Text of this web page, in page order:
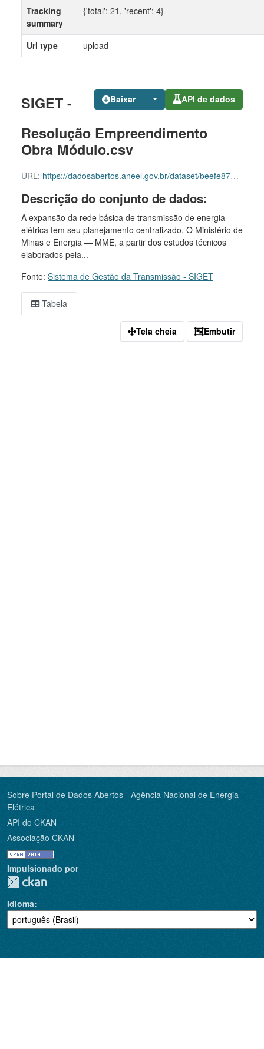
Baixar API de dados
SIGET -
Resolução Empreendimento
Obra Módulo.csv
URL: https://dadosabertos.aneel.gov.br/dataset/beefe870-7452-4830-a7b0-6611e3d5eff6/resource/1c345514-893d-44a1-8e7e-a9362137c356/download/siget-resolucao-empreendimento-obra-modulo.csv
Descrição do conjunto de dados:
A expansão da rede básica de transmissão de energia
elétrica tem seu planejamento centralizado. O Ministério de
Minas e Energia — MME, a partir dos estudos técnicos
elaborados pela...
Fonte: Sistema de Gestão da Transmissão - SIGET
Tabela
Tela cheia Embutir
Tracking
summary
{'total': 21, 'recent': 4}
Url type upload
Sobre Portal de Dados Abertos - Agência Nacional de Energia
Elétrica
API do CKAN
Associação CKAN
Impulsionado por
Idioma